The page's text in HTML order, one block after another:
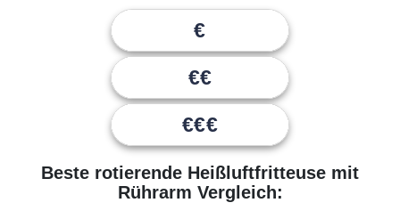
€
€€
€€€
Beste rotierende Heißluftfritteuse mit
Rührarm Vergleich: